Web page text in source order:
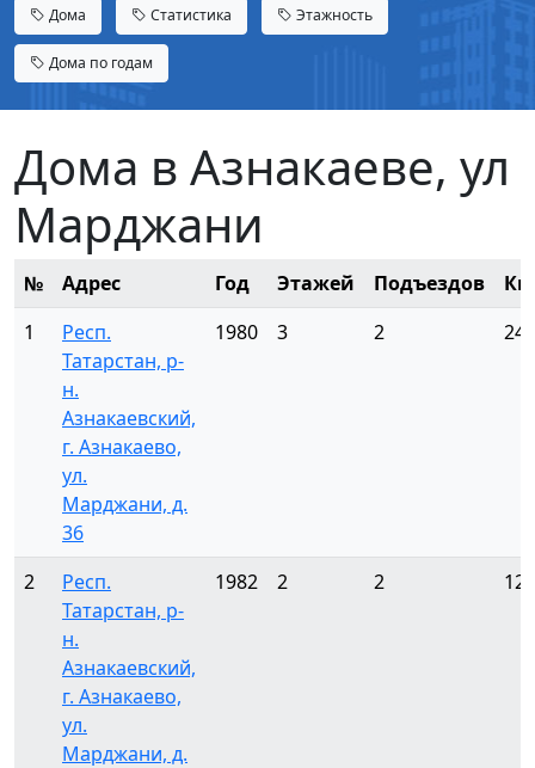
Дома Статистика Этажность
Дома по годам
Дома в Азнакаеве, ул
Марджани
№ Адрес Год Этажей Подъездов
1
Респ.
Татарстан, р-
н.
Азнакаевский,
г. Азнакаево,
ул.
Марджани, д.
36
1980 3 2 24
2
Респ.
Татарстан, р-
н.
Азнакаевский,
г. Азнакаево,
ул.
Марджани, д.
1982 2 2 12